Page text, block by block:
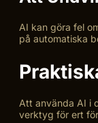
AI kan göra fel
på automatiska
Att använda AI i
verktyg för ert